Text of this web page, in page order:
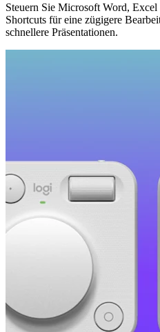
Steuern Sie Microsoft Word,
Shortcuts für eine zügigere
schnellere Präsentationen.